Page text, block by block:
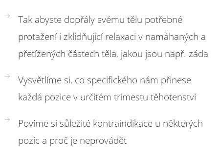
Tak abyste dopřály svému tělu potřebné
protažení i zklidňující relaxaci v namáhaných a
přetížených částech těla, jakou jsou např. záda
Vysvětlíme si, co specifického nám přinese
každá pozice v určitém trimestu těhotenství
Povíme si sůležité kontraindikace u některých
pozic a proč je neprovádět